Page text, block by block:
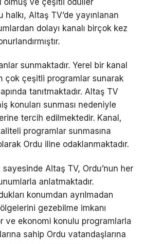
olmuş ve çeşitli ödüller
halkı, Altaş TV’de yayınlanan
dolayı kanalı birçok kez
sunmaktadır. Yerel bir kanal
çok çeşitli programlar sunarak
tanıtmaktadır. Altaş TV
konuları sunması nedeniyle
tercih edilmektedir. Kanal,
programlar sunmasına
Ordu iline odaklanmaktadır.
sayesinde Altaş TV, Ordu’nun her
anlatmaktadır.
konumdan ayrılmadan
gezebilme imkanı
ve ekonomi konulu programlarla
sahip Ordu vatandaşlarına